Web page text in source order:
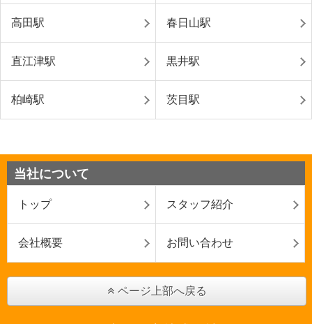
高田駅 春日山駅
直江津駅 黒井駅
柏崎駅 茨目駅
当社について
トップ スタッフ紹介
会社概要 お問い合わせ
ページ上部へ戻る